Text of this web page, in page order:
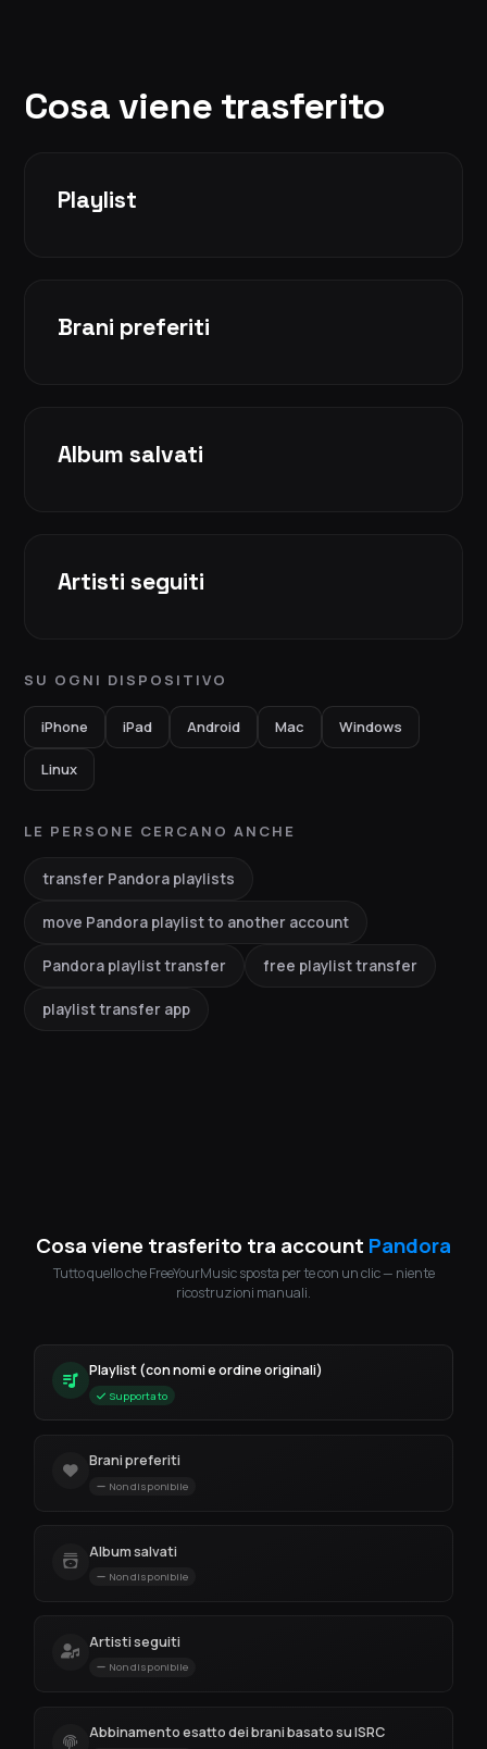
Cosa viene trasferito
Playlist
Brani preferiti
Album salvati
Artisti seguiti
SU OGNI DISPOSITIVO
iPhone iPad Android Mac Windows
Linux
LE PERSONE CERCANO ANCHE
transfer Pandora playlists
move Pandora playlist to another account
Pandora playlist transfer free playlist transfer
playlist transfer app
Cosa viene trasferito tra account Pandora
Tutto quello che FreeYourMusic sposta per te con un clic — niente
ricostruzioni manuali.
Playlist (con nomi e ordine originali)
Supportato
Brani preferiti
Non disponibile
Album salvati
Non disponibile
Artisti seguiti
Non disponibile
Abbinamento esatto dei brani basato su ISRC